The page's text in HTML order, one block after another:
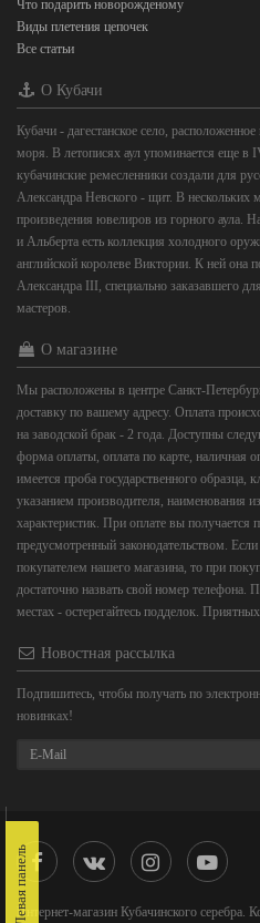
Что подарить новорожденому
Виды плетения цепочек
Все статьи
О Кубачи
Кубачи - дагестанское село,
моря. В летописях аул упоминается еще в
кубачинские ремесленники создали для
Александра Невского - щит. В нескольких
произведения ювелиров из горного аула.
и Альберта есть коллекция холодного
английской королеве Виктории. К ней она
Александра III, специально заказавшего
мастеров.
О магазине
Мы расположены в центре Санкт-
доставку по вашему адресу. Оплата
на заводской брак - 2 года. Доступны
форма оплаты, оплата по карте, наличная
имеется проба государственного образца,
указанием производителя, наименования
характеристик. При оплате вы получается
предусмотренный законодательством.
покупателем нашего магазина, то при
достаточно назвать свой номер телефона.
местах - остерегайтесь подделок.
Новостная рассылка
Подпишитесь, чтобы получать по
новинках!
Интернет-магазин Кубачинского серебра.
Левая панель